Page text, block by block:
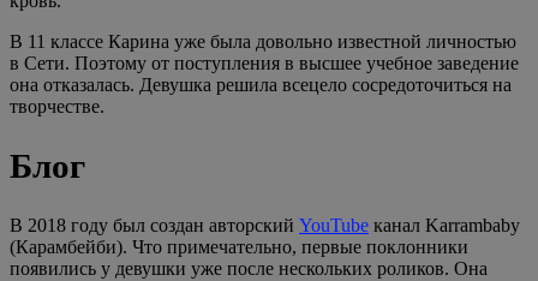
В 11 классе Карина уже была довольно известной личностью
в Сети. Поэтому от поступления в высшее учебное заведение
она отказалась. Девушка решила всецело сосредоточиться на
творчестве.
Блог
В 2018 году был создан авторский YouTube канал Karrambaby
(Карамбейби). Что примечательно, первые поклонники
появились у девушки уже после нескольких роликов. Она